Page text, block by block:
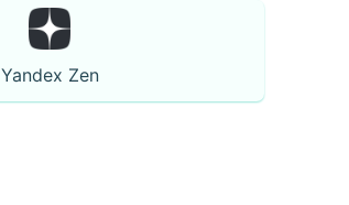
Yandex Zen